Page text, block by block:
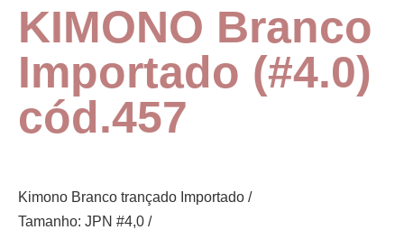
KIMONO Branco
Importado (#4.0)
cód.457
Kimono Branco trançado Importado /
Tamanho: JPN #4,0 /